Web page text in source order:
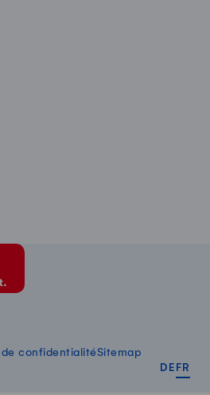
sociaux
confidentialitéSitemap
DE FR